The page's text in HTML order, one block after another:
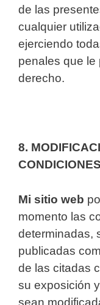
de las
cualquier
ejerciendo
penales que le
derecho.
8.
Mi sitio web
momento las
determinadas,
publicadas
de las citadas
su exposición
sean